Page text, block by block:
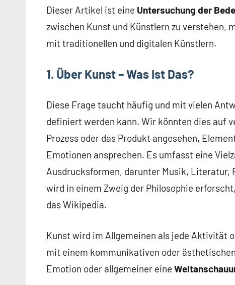
Dieser Artikel ist eine Untersuchung der
zwischen Kunst und Künstlern zu
mit traditionellen und digitalen Künstlern.
1. Über Kunst – Was Ist Das?
Diese Frage taucht häufig und mit vielen
definiert werden kann. Wir könnten dies auf
Prozess oder das Produkt angesehen,
Emotionen ansprechen. Es umfasst eine
Ausdrucksformen, darunter Musik, Literatur,
wird in einem Zweig der Philosophie
das Wikipedia.
Kunst wird im Allgemeinen als jede Aktivität
mit einem kommunikativen oder
Emotion oder allgemeiner eine